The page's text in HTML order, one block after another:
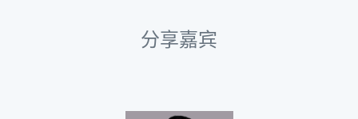
分享嘉宾